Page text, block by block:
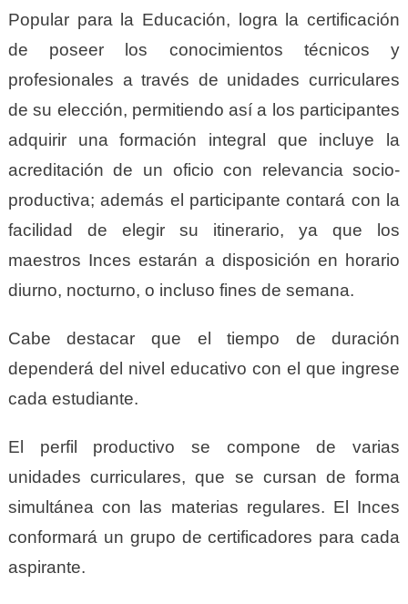
Popular para la Educación, logra la certificación
de poseer los conocimientos técnicos y
profesionales a través de unidades curriculares
de su elección, permitiendo así a los participantes
adquirir una formación integral que incluye la
acreditación de un oficio con relevancia socio-
productiva; además el participante contará con la
facilidad de elegir su itinerario, ya que los
maestros Inces estarán a disposición en horario
diurno, nocturno, o incluso fines de semana.
Cabe destacar que el tiempo de duración
dependerá del nivel educativo con el que ingrese
cada estudiante.
El perfil productivo se compone de varias
unidades curriculares, que se cursan de forma
simultánea con las materias regulares. El Inces
conformará un grupo de certificadores para cada
aspirante.